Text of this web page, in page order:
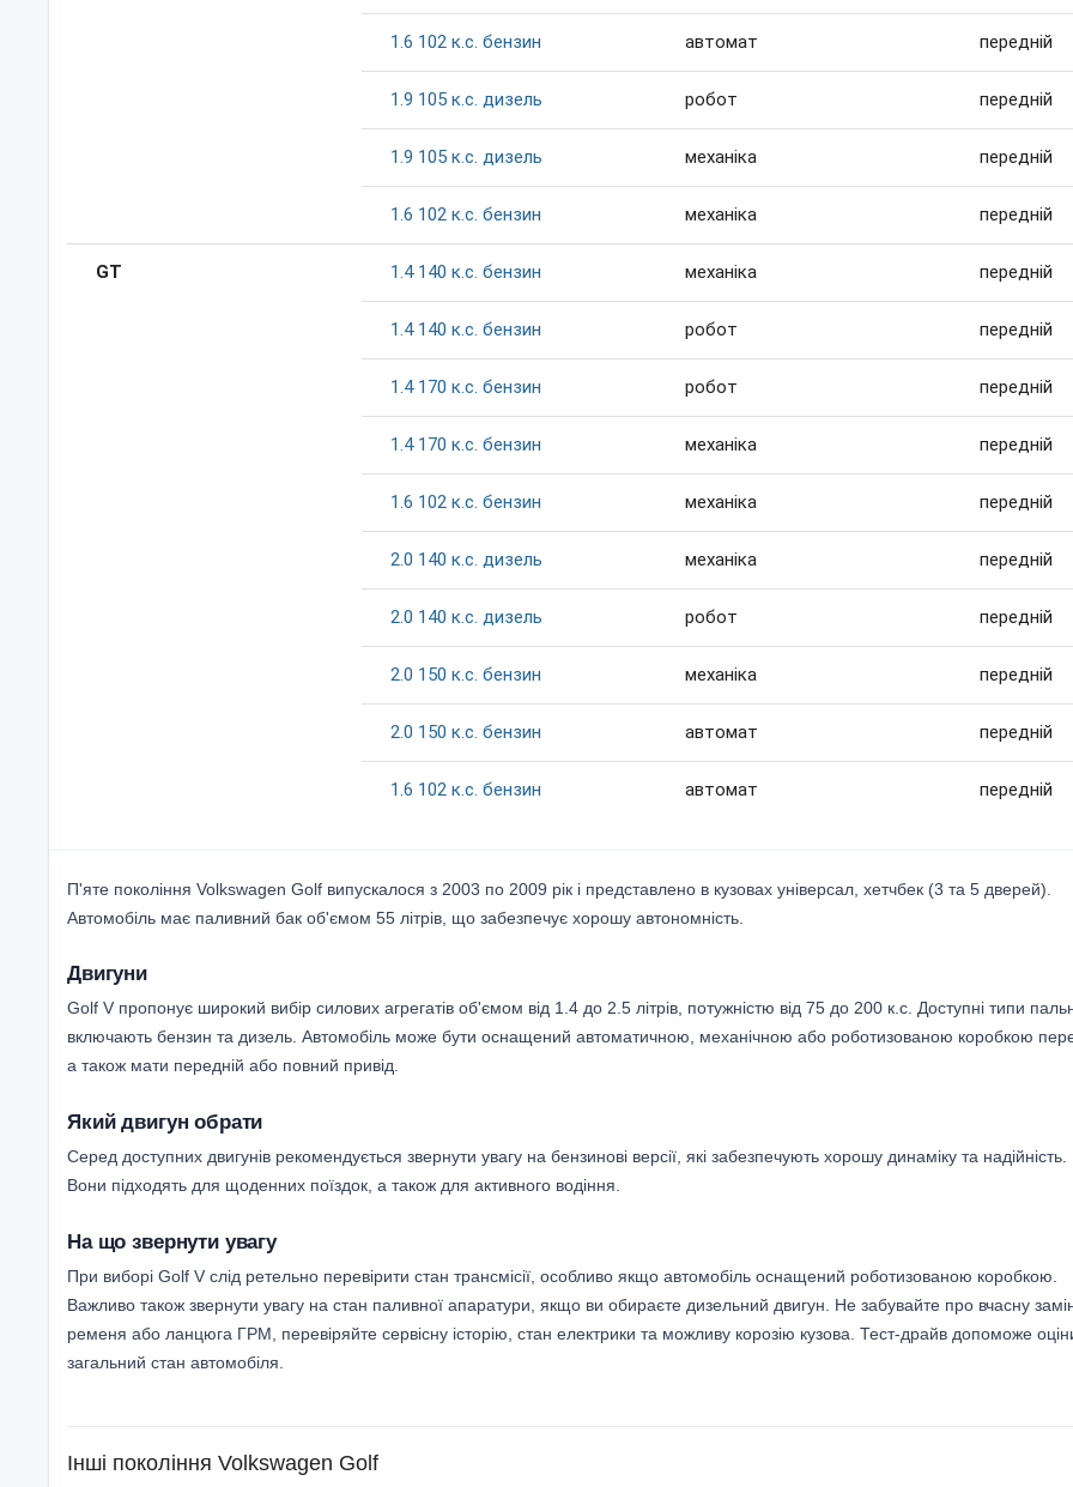
1.6 102 к.c. бензин автомат передній
1.9 105 к.c. дизель робот передній
1.9 105 к.c. дизель механіка передній
1.6 102 к.c. бензин механіка передній
GT 1.4 140 к.c. бензин механіка передній
1.4 140 к.c. бензин робот передній
1.4 170 к.c. бензин робот передній
1.4 170 к.c. бензин механіка передній
1.6 102 к.c. бензин механіка передній
2.0 140 к.c. дизель механіка передній
2.0 140 к.c. дизель робот передній
2.0 150 к.c. бензин механіка передній
2.0 150 к.c. бензин автомат передній
1.6 102 к.c. бензин автомат передній
П'яте покоління Volkswagen Golf випускалося з 2003 по 2009 рік і представлено в кузовах універсал, хетчбек (3 та 5 дверей).
Автомобіль має паливний бак об'ємом 55 літрів, що забезпечує хорошу автономність.
Двигуни
Golf V пропонує широкий вибір силових агрегатів об'ємом від 1.4 до 2.5 літрів, потужністю від 75 до 200 к.с. Доступні типи
включають бензин та дизель. Автомобіль може бути оснащений автоматичною, механічною або роботизованою коробкою
а також мати передній або повний привід.
Який двигун обрати
Серед доступних двигунів рекомендується звернути увагу на бензинові версії, які забезпечують хорошу динаміку та надійність.
Вони підходять для щоденних поїздок, а також для активного водіння.
На що звернути увагу
При виборі Golf V слід ретельно перевірити стан трансмісії, особливо якщо автомобіль оснащений роботизованою коробкою.
Важливо також звернути увагу на стан паливної апаратури, якщо ви обираєте дизельний двигун. Не забувайте про вчасну
ременя або ланцюга ГРМ, перевіряйте сервісну історію, стан електрики та можливу корозію кузова. Тест-драйв допоможе
загальний стан автомобіля.
Інші покоління Volkswagen Golf